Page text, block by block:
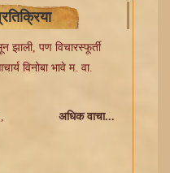
झाली, पण विचारस्फूर्ती
विनोबा भावे म. वा.
अधिक वाचा...